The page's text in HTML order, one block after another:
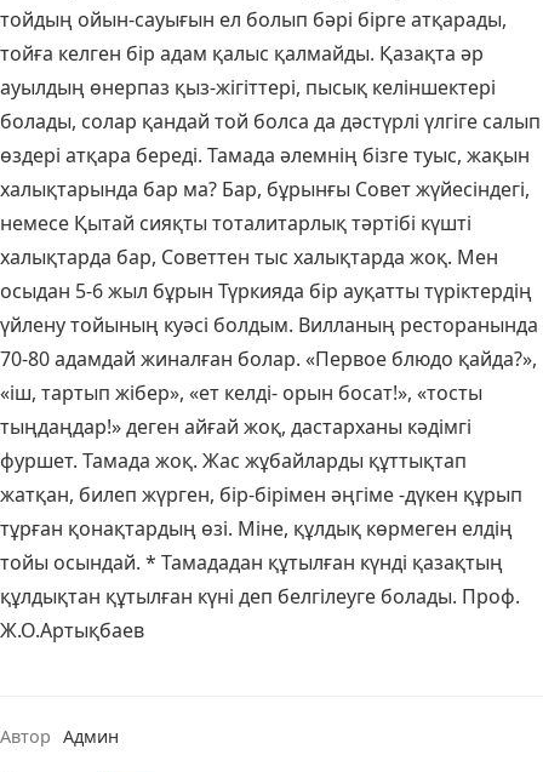
тойдың ойын-сауығын ел болып бәрі бірге атқарады,
тойға келген бір адам қалыс қалмайды. Қазақта әр
ауылдың өнерпаз қыз-жігіттері, пысық келіншектері
болады, солар қандай той болса да дәстүрлі үлгіге салып
өздері атқара береді. Тамада әлемнің бізге туыс, жақын
халықтарында бар ма? Бар, бұрынғы Совет жүйесіндегі,
немесе Қытай сияқты тоталитарлық тәртібі күшті
халықтарда бар, Советтен тыс халықтарда жоқ. Мен
осыдан 5-6 жыл бұрын Түркияда бір ауқатты түріктердің
үйлену тойының куәсі болдым. Вилланың ресторанында
70-80 адамдай жиналған болар. «Первое блюдо қайда?»,
«іш, тартып жібер», «ет келді- орын босат!», «тосты
тыңдаңдар!» деген айғай жоқ, дастарханы кәдімгі
фуршет. Тамада жоқ. Жас жұбайларды құттықтап
жатқан, билеп жүрген, бір-бірімен әңгіме -дүкен құрып
тұрған қонақтардың өзі. Міне, құлдық көрмеген елдің
тойы осындай. * Тамададан құтылған күнді қазақтың
құлдықтан құтылған күні деп белгілеуге болады. Проф.
Ж.О.Артықбаев
Автор Админ